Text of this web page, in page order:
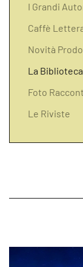
I Grandi
Caffè
Novità
La
Foto
Le Riviste